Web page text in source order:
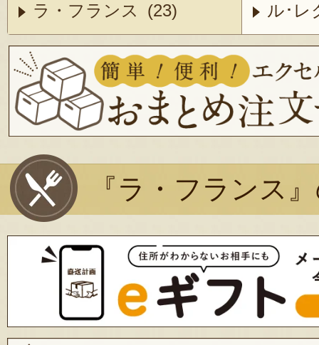
ラ・フランス (23) ル･レ
『ラ・フランス